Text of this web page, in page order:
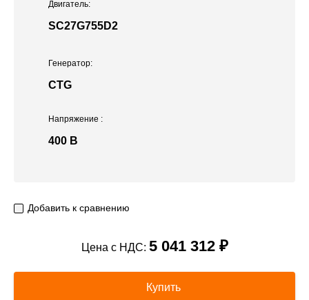
Двигатель:
SC27G755D2
Напряжение :
400 В
Генератор:
CTG
Добавить к сравнению
Цена с НДС: 5 041 312 ₽
Купить